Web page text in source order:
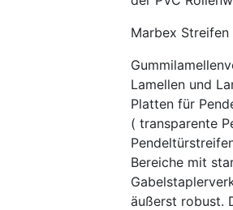
Marbex Streifen
Lamellen und
Platten für
( transparente
Bereiche mit
äußerst robust.